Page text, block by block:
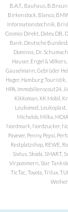
B.A.T., Bauhaus,
Birkenstock, Blanco,
Informationstechnik, Brisk,
Cosmos DIrekt, Datev, DB,
Bank, Deutsche
Dominos, Dr.
Hauser, Engel &
Gauselmann, Gebrüder
Hager, Hamburg Touristik,
HPA, Immobilienscout24,
Kikkoman, KK Mobil,
Leukomed,
Michelob, Milka,
Nordmark, Nordzucker,
Payever, Penny, Pepsi,
Restplatzshop, REWE,
Sixtus, Skoda, SMART,
Virpommern, Star
TicTac, Toyota, Trilux,